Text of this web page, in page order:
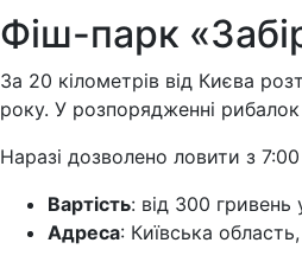
Фіш-парк
За 20 кілометрів від Києва
року. У розпорядженні
Наразі дозволено ловити з
Вартість: від 300 гривень
Адреса: Київська